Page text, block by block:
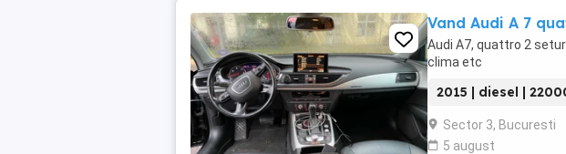
Vand Audi A 7
Audi A7, quattro 2
clima etc
2015 | diesel |
Sector 3, Bucuresti
5 august